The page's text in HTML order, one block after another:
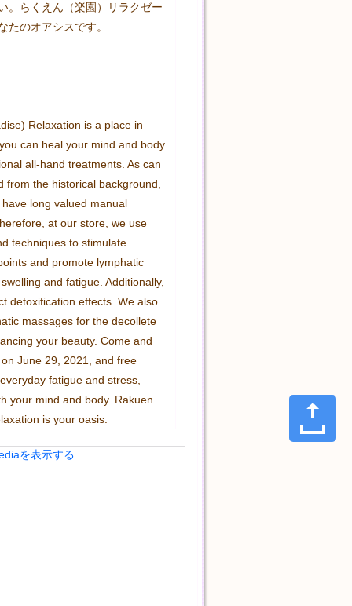
。らくえん（楽園）リラクゼー
たのオアシスです。
Relaxation is a place in
can heal your mind and body
all-hand treatments. As can
from the historical background,
long valued manual
at our store, we use
techniques to stimulate
and promote lymphatic
and fatigue. Additionally,
detoxification effects. We also
massages for the decollete
your beauty. Come and
June 29, 2021, and free
fatigue and stress,
your mind and body. Rakuen
is your oasis.
を表示する